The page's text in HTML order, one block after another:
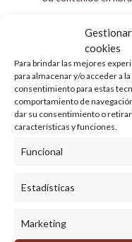
cookies
Para brindar las mejores
para almacenar y/o acceder a
consentimiento para estas
comportamiento de
dar su consentimiento o
características y funciones.
Funcional
Estadísticas
Marketing